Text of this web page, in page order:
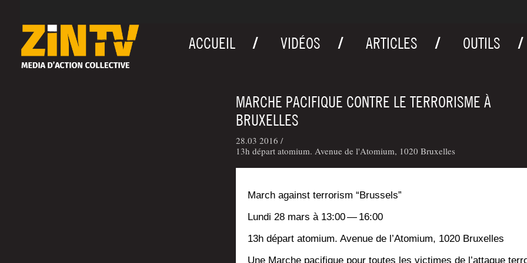
ACCUEIL VIDÉOS ARTICLES OUTILS
MARCHE PACIFIQUE CONTRE LE TERRORISME À
BRUXELLES
28.03 2016 /
13h départ atomium. Avenue de l'Atomium, 1020 Bruxelles
March against ter­ro­rism “Brus­sels”
Lun­di 28 mars à 13:00 — 16:00
13h départ ato­mium. Ave­nue de l’A­to­mium, 1020 Bruxelles
Une Marche paci­fique pour toutes les vic­times de l’at­taque